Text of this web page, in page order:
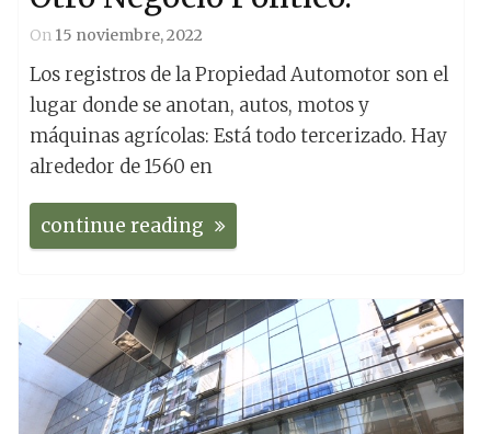
On 15 noviembre, 2022
Los registros de la Propiedad Automotor son el
lugar donde se anotan, autos, motos y
máquinas agrícolas: Está todo tercerizado. Hay
alrededor de 1560 en
continue reading